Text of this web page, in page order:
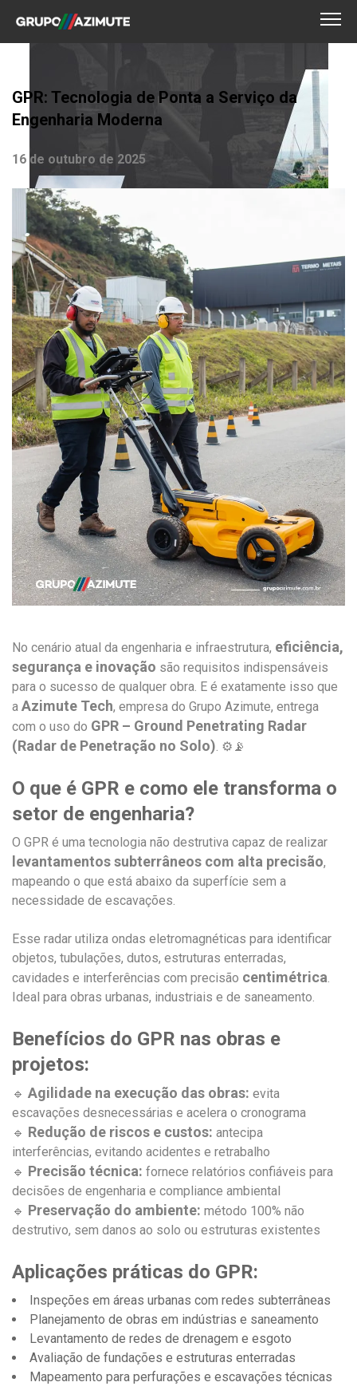
GPR: Tecnologia de Ponta a Serviço da
Engenharia Moderna
16 de outubro de 2025
No cenário atual da engenharia e infraestrutura, eficiência,
segurança e inovação são requisitos indispensáveis
para o sucesso de qualquer obra. E é exatamente isso que
a Azimute Tech, empresa do Grupo Azimute, entrega
com o uso do GPR – Ground Penetrating Radar
(Radar de Penetração no Solo) . ⚙️📡
O que é GPR e como ele transforma o
setor de engenharia?
O GPR é uma tecnologia não destrutiva capaz de realizar
levantamentos subterrâneos com alta precisão,
mapeando o que está abaixo da superfície sem a
necessidade de escavações.
Esse radar utiliza ondas eletromagnéticas para identificar
objetos, tubulações, dutos, estruturas enterradas,
cavidades e interferências com precisão centimétrica
Ideal para obras urbanas, industriais e de saneamento.
Benefícios do GPR nas obras e
projetos:
🔹 Agilidade na execução das obras: evita
escavações desnecessárias e acelera o cronograma
🔹 Redução de riscos e custos: antecipa
interferências, evitando acidentes e retrabalho
🔹 Precisão técnica: fornece relatórios confiáveis para
decisões de engenharia e compliance ambiental
🔹 Preservação do ambiente: método 100% não
destrutivo, sem danos ao solo ou estruturas existentes
Aplicações práticas do GPR:
Inspeções em áreas urbanas com redes subterrâneas
Planejamento de obras em indústrias e saneamento
Levantamento de redes de drenagem e esgoto
Avaliação de fundações e estruturas enterradas
Mapeamento para perfurações e escavações técnicas